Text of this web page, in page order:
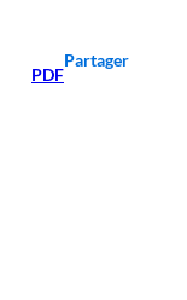
PDF
Partager